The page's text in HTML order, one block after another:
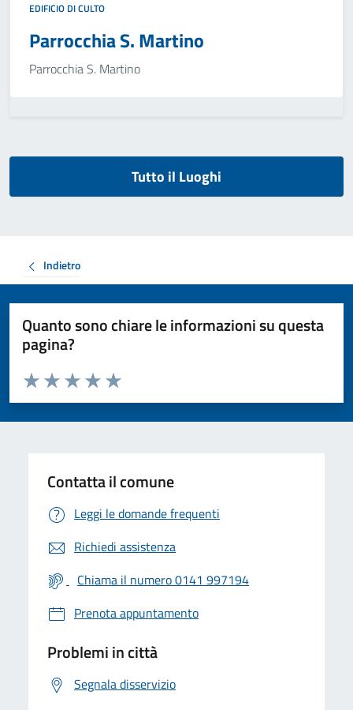
EDIFICIO DI CULTO
Parrocchia S. Martino
Parrocchia S. Martino
Tutto il Luoghi
Indietro
Quanto sono chiare le informazioni su questa
pagina?
Valuta da 1 a 5 stelle la pagina
Valuta 5 stelle su 5
Valuta 4 stelle su 5
Valuta 3 stelle su 5
Valuta 2 stelle su 5
Valuta 1 stelle su 5
Contatta il comune
Leggi le domande frequenti
Richiedi assistenza
Chiama il numero 0141 997194
Prenota appuntamento
Problemi in città
Segnala disservizio